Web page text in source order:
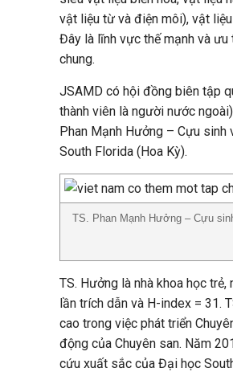
vật liệu từ và điện môi), vật
Đây là lĩnh vực thế mạnh và
chung.
JSAMD có hội đồng biên tập
thành viên là người nước
Phan Mạnh Hưởng – Cựu
South Florida (Hoa Kỳ).
TS. Phan Mạnh Hưởng – Cựu
TS. Hưởng là nhà khoa học
lần trích dẫn và H-index = 31.
cao trong việc phát triển
động của Chuyên san. Năm
cứu xuất sắc của Đại học